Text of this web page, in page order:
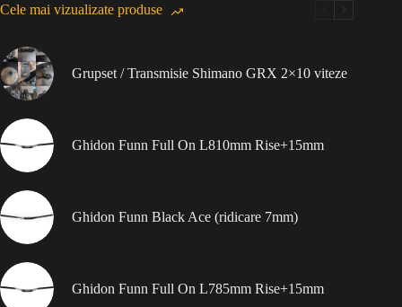
Cele mai vizualizate produse
Grupset / Transmisie Shimano GRX 2×10 viteze
Ghidon Funn Full On L810mm Rise+15mm
Ghidon Funn Black Ace (ridicare 7mm)
Ghidon Funn Full On L785mm Rise+15mm